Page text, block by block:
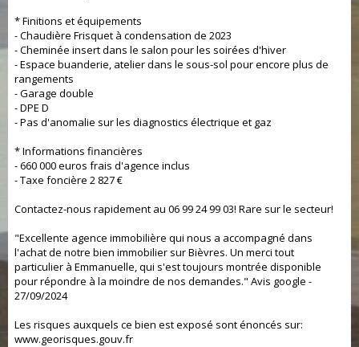
* Finitions et équipements
- Chaudière Frisquet à condensation de 2023
- Cheminée insert dans le salon pour les soirées d'hiver
- Espace buanderie, atelier dans le sous-sol pour encore plus de
rangements
- Garage double
- DPE D
- Pas d'anomalie sur les diagnostics électrique et gaz
* Informations financières
- 660 000 euros frais d'agence inclus
- Taxe foncière 2 827 €
Contactez-nous rapidement au 06 99 24 99 03! Rare sur le secteur!
"Excellente agence immobilière qui nous a accompagné dans
l'achat de notre bien immobilier sur Bièvres. Un merci tout
particulier à Emmanuelle, qui s'est toujours montrée disponible
pour répondre à la moindre de nos demandes." Avis google -
27/09/2024
Les risques auxquels ce bien est exposé sont énoncés sur:
www.georisques.gouv.fr